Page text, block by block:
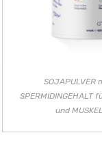
SOJAPULVER
SPERMIDINGEHALT
und